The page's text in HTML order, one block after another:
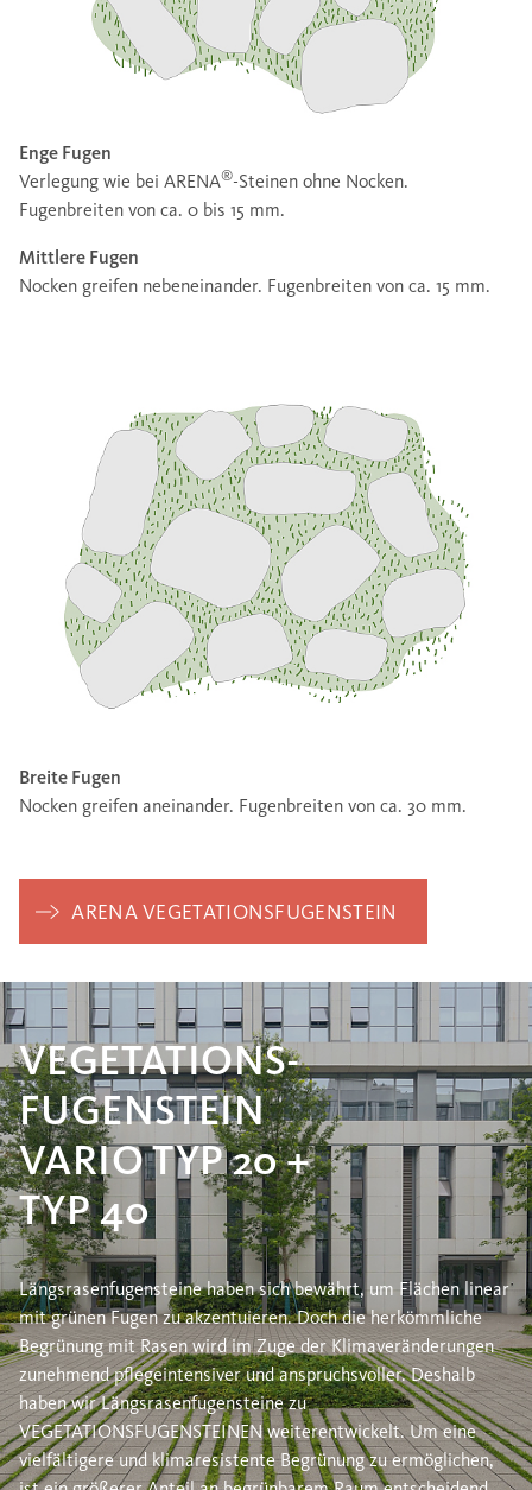
Enge Fugen
Verlegung wie bei ARENA®-Steinen ohne Nocken.
Fugenbreiten von ca. 0 bis 15 mm.
Mittlere Fugen
Nocken greifen nebeneinander. Fugenbreiten von ca. 15 mm.
Breite Fugen
Nocken greifen aneinander. Fugenbreiten von ca. 30 mm.
ARENA VEGETATIONSFUGENSTEIN
VEGETATIONS-
FUGENSTEIN
VARIO TYP 20 +
TYP 40
Längsrasenfugensteine haben sich bewährt, um Flächen linear
mit grünen Fugen zu akzentuieren. Doch die herkömmliche
Begrünung mit Rasen wird im Zuge der Klimaveränderungen
zunehmend pflegeintensiver und anspruchsvoller. Deshalb
haben wir Längsrasenfugensteine zu
VEGETATIONSFUGENSTEINEN weiterentwickelt. Um eine
vielfältigere und klimaresistente Begrünung zu ermöglichen,